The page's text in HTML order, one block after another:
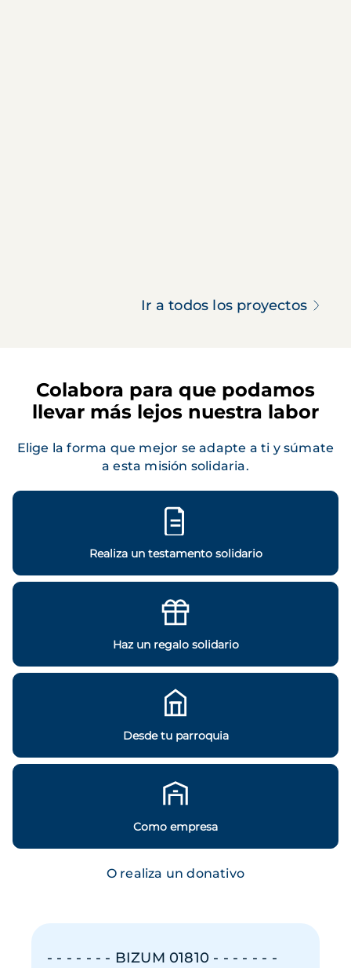
Ir a todos los proyectos
Colabora para que podamos
llevar más lejos nuestra labor
Elige la forma que mejor se adapte a ti y súmate
a esta misión solidaria.
Realiza un testamento solidario
Haz un regalo solidario
Desde tu parroquia
Como empresa
O realiza un donativo
- - - - - - - BIZUM 01810 - - - - - - -